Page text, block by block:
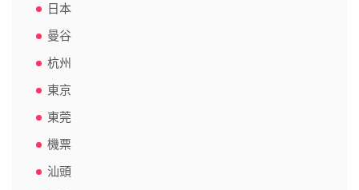
日本
曼谷
杭州
東京
東莞
機票
汕頭